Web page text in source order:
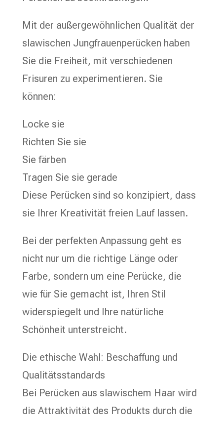
Mit der außergewöhnlichen Qualität der
slawischen Jungfrauenperücken haben
Sie die Freiheit, mit verschiedenen
Frisuren zu experimentieren. Sie
können:
Locke sie
Richten Sie sie
Sie färben
Tragen Sie sie gerade
Diese Perücken sind so konzipiert, dass
sie Ihrer Kreativität freien Lauf lassen.
Bei der perfekten Anpassung geht es
nicht nur um die richtige Länge oder
Farbe, sondern um eine Perücke, die
wie für Sie gemacht ist, Ihren Stil
widerspiegelt und Ihre natürliche
Schönheit unterstreicht.
Die ethische Wahl: Beschaffung und
Qualitätsstandards
Bei Perücken aus slawischem Haar wird
die Attraktivität des Produkts durch die